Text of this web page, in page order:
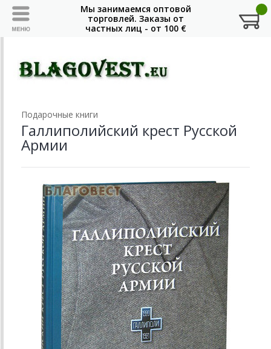
Подарочные книги
Галлиполийский крест Русской
Армии